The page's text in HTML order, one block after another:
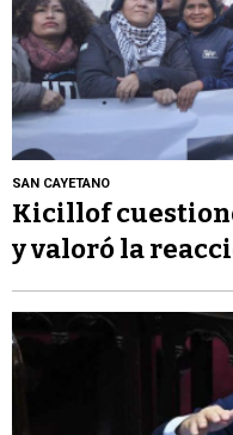
SAN CAYETANO
Kicillof
y valoró la